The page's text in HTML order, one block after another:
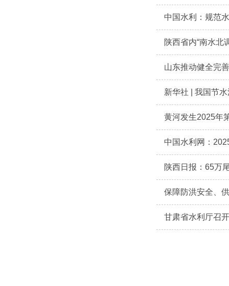
中国水利：规范
陕西省内“南水北
山东推动健全完
新华社 | 我国节
黄河发生2025年
中国水利网：
陕西日报：65万
保障防洪安全、
甘肃省水利厅召